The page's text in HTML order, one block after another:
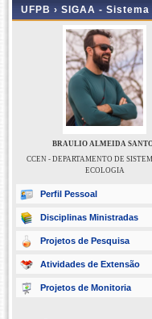
UFPB › SIGAA -
BRAULIO ALMEIDA
CCEN - DEPARTAMENTO DE
ECOLOGIA
Perfil Pessoal
Disciplinas Ministradas
Projetos de Pesquisa
Atividades de Extensão
Projetos de Monitoria